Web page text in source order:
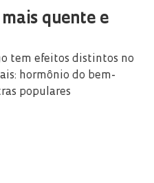
quente e
tem efeitos distintos no
hormônio do bem-
populares